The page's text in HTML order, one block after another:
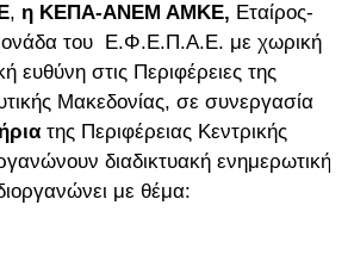
, η ΚΕΠΑ-ΑΝΕΜ ΑΜΚΕ, Εταίρος-
του  Ε.Φ.Ε.Π.Α.Ε. με χωρική
ευθύνη στις Περιφέρειες της
Μακεδονίας, σε συνεργασία
της Περιφέρειας Κεντρικής
διαδικτυακή ενημερωτική
με θέμα: